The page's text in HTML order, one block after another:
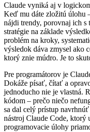
Claude vyniká aj v
Keď mu dáte zložitú úlohu
nájdi trendy, porovnaj ich
stratégie na základe
problém na kroky,
výsledok dáva zmysel ako
ktorý znie múdro. Je to
Pre programátorov je
Dokáže písať, čítať a
jednoducho nie je vlastná.
kódom – prečo niečo
sa dal celý prístup
nástroj Claude Code, ktorý
programovacie úlohy